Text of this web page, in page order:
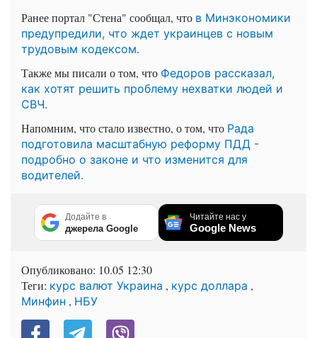
Ранее портал "Стена" сообщал, что в Минэкономики
предупредили, что ждет украинцев с новым
трудовым кодексом.
Также мы писали о том, что Федоров рассказал,
как хотят решить проблему нехватки людей и
СВЧ.
Напомним, что стало известно, о том, что Рада
подготовила масштабную реформу ПДД -
подробно о законе и что изменится для
водителей.
Додайте в
джерела Google
Читайте нас у
Google News
Опубликовано: 10.05 12:30
Теги: курс валют Украина , курс доллара ,
Минфин , НБУ